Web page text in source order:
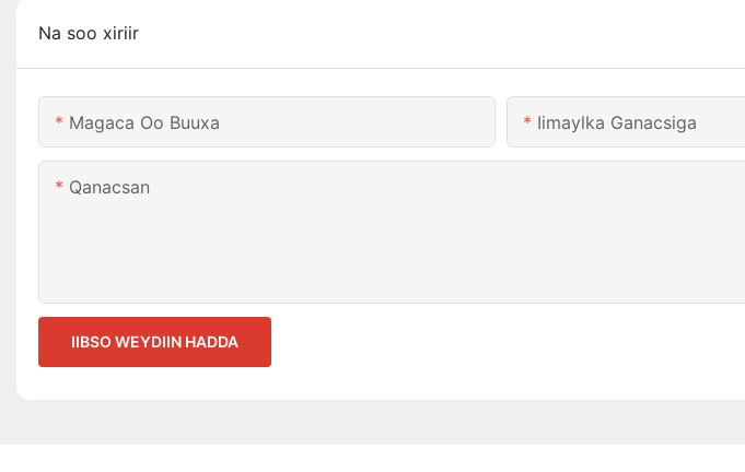
Na soo xiriir
Magaca Oo Buuxa Iimaylka Ganacsiga
Qanacsan
IIBSO WEYDIIN HADDA